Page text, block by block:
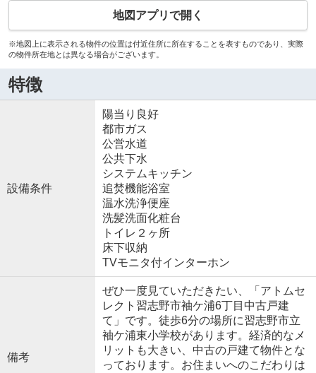
地図アプリで開く
※地図上に表示される物件の位置は付近住所に所在することを表すものであり、実際
の物件所在地とは異なる場合がございます。
特徴
設備条件
陽当り良好
都市ガス
公営水道
公共下水
システムキッチン
追焚機能浴室
温水洗浄便座
洗髪洗面化粧台
トイレ２ヶ所
床下収納
TVモニタ付インターホン
備考
ぜひ一度見ていただきたい、「アトムセ
レクト習志野市袖ケ浦6丁目中古戸建
て」です。徒歩6分の場所に習志野市立
袖ケ浦東小学校があります。経済的なメ
リットも大きい、中古の戸建て物件とな
っております。お住まいへのこだわりは